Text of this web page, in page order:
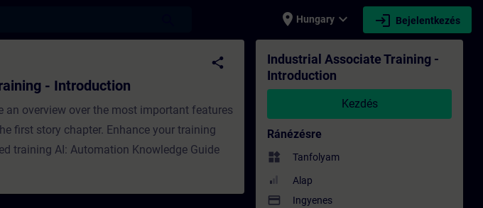
place Hungary expand_more login Bejelentkezés
Introduction - Képzés - Képzés - Szakmai fejlődés | SITRAIN
share
- Introduction
overview over the most important features
first story chapter. Enhance your training
training AI: Automation Knowledge Guide
Industrial Associate Training -
Introduction
Kezdés
Ránézésre
widgets Tanfolyam
Alap
payment Ingyenes